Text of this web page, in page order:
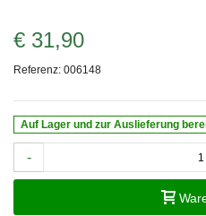
€ 31,90
Referenz: 006148
Auf Lager und zur Auslieferung
-